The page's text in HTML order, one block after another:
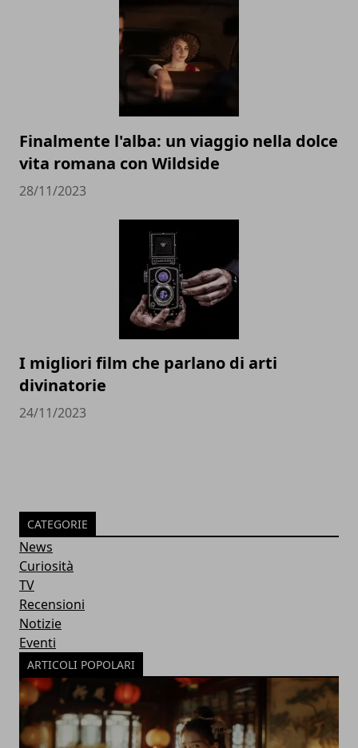
Finalmente l'alba: un viaggio nella dolce
vita romana con Wildside
28/11/2023
I migliori film che parlano di arti
divinatorie
24/11/2023
CATEGORIE
News
Curiosità
TV
Recensioni
Notizie
Eventi
ARTICOLI POPOLARI